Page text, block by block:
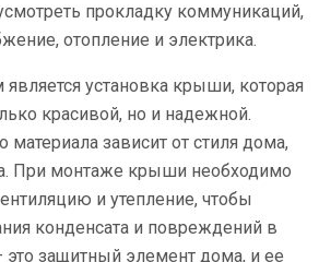
прокладку коммуникаций,
отопление и электрика.
установка крыши, которая
красивой, но и надежной.
зависит от стиля дома,
При монтаже крыши необходимо
и утепление, чтобы
конденсата и повреждений в
защитный элемент дома, и ее